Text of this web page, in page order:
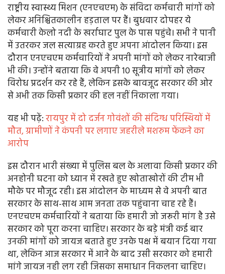
राष्ट्रीय स्वास्थ्य मिशन (एनएचएम) के संविदा कर्मचारी मांगों को
लेकर अनिश्चितकालीन हड़ताल पर हैं। बुधवार दोपहर ये
कर्मचारी केलो नदी के खर्राघाट पुल के पास पहुंचे। सभी ने पानी
में उतरकर जल सत्याग्रह करते हुए अपना आंदोलन किया। इस
दौरान एनएचएम कर्मचारियों ने अपनी मांगों को लेकर नारेबाजी
भी की। उन्होंने बताया कि वे अपनी 10 सूत्रीय मांगों को लेकर
विरोध प्रदर्शन कर रहे हैं, लेकिन इसके बावजूद सरकार की ओर
से अभी तक किसी प्रकार की हल नहीं निकाला गया।
यह भी पढ़ें:रायपुर में दो दर्जन गोवंशों की संदिग्ध परिस्थियों में
मौत, ग्रामीणों ने कंपनी पर लगाए जहरीले मशरुम फेंकने का
आरोप
इस दौरान भारी संख्या में पुलिस बल के अलावा किसी प्रकार की
अनहोनी घटना को ध्यान में रखते हुए खोताखोरों की टीम भी
मौके पर मौजूद रही। इस आंदोलन के माध्यम से वे अपनी बात
सरकार के साथ-साथ आम जनता तक पहुंचाना चाह रहे हैं।
एनएचएम कर्मचारियों ने बताया कि हमारी जो जरूरी मांग है उसे
सरकार को पूरा करना चाहिए। सरकार के बड़े मंत्री कई बार
उनकी मांगों को जायज बताते हुए उनके पक्ष में बयान दिया गया
था, लेकिन आज सरकार में आने के बाद उसी सरकार को हमारी
मांगे जायज नही लग रही जिसका समाधान निकलना चाहिए।